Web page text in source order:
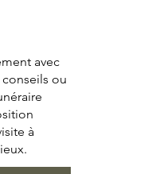
avec
ou
à